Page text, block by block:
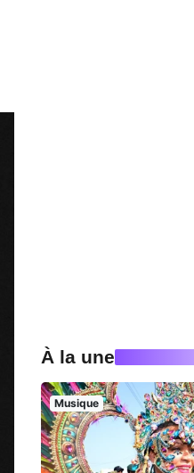
À la une
Musique